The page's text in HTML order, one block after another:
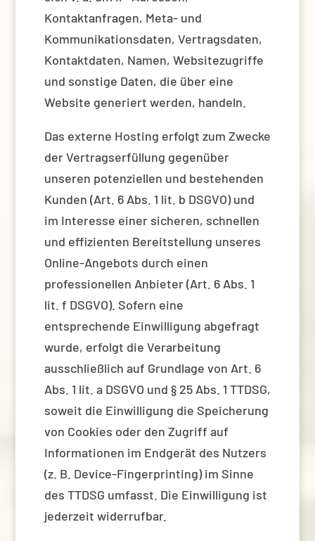
Kontaktanfragen, Meta- und
Kommunikationsdaten, Vertragsdaten,
Kontaktdaten, Namen, Websitezugriffe
und sonstige Daten, die über eine
Website generiert werden, handeln.
Das externe Hosting erfolgt zum Zwecke
der Vertragserfüllung gegenüber
unseren potenziellen und bestehenden
Kunden (Art. 6 Abs. 1 lit. b DSGVO) und
im Interesse einer sicheren, schnellen
und effizienten Bereitstellung unseres
Online-Angebots durch einen
professionellen Anbieter (Art. 6 Abs. 1
lit. f DSGVO). Sofern eine
entsprechende Einwilligung abgefragt
wurde, erfolgt die Verarbeitung
ausschließlich auf Grundlage von Art. 6
Abs. 1 lit. a DSGVO und § 25 Abs. 1 TTDSG,
soweit die Einwilligung die Speicherung
von Cookies oder den Zugriff auf
Informationen im Endgerät des Nutzers
(z. B. Device-Fingerprinting) im Sinne
des TTDSG umfasst. Die Einwilligung ist
jederzeit widerrufbar.